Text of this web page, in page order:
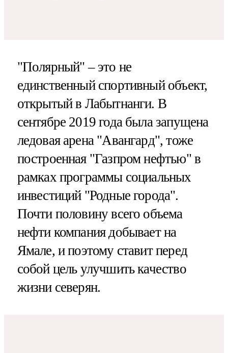
"Полярный" – это не
единственный спортивный объект,
открытый в Лабытнанги. В
сентябре 2019 года была запущена
ледовая арена "Авангард", тоже
построенная "Газпром нефтью" в
рамках программы социальных
инвестиций "Родные города".
Почти половину всего объема
нефти компания добывает на
Ямале, и поэтому ставит перед
собой цель улучшить качество
жизни северян.